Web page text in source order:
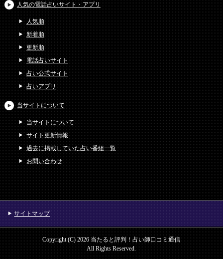
人気の電話占いサイト・アプリ
人気順
新着順
更新順
電話占いサイト
占い公式サイト
占いアプリ
当サイトについて
当サイトについて
サイト更新情報
過去に掲載していた占い番組一覧
お問い合わせ
サイトマップ
Copyright (C) 2026 当たると評判！占い師口コミ通信
All Rights Reserved.